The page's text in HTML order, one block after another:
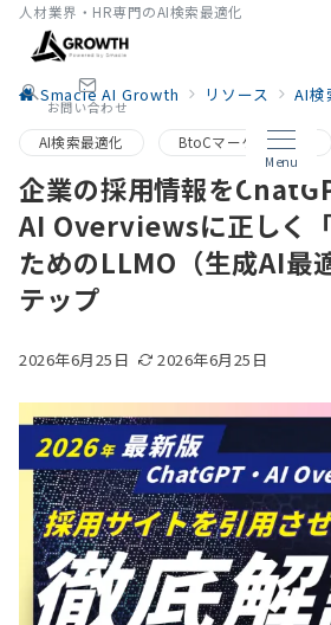
人材業界・HR専門のAI検索最適化
お問い合わせ
Menu
Smacie AI Growth リソース AI検
AI検索最適化 BtoCマーケティング
企業の採用情報を
AI Overviewsに正しく
ためのLLMO（生成AI最
テップ
2026年6月25日 2026年6月25日